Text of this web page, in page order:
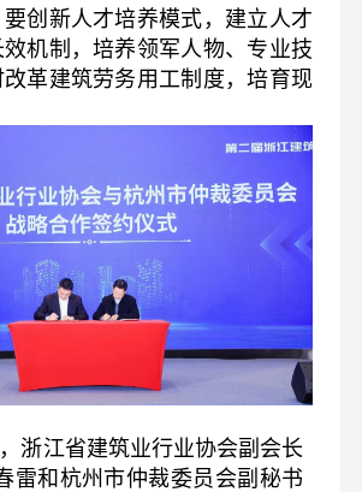
创新人才培养模式，建立人才
机制，培养领军人物、专业技
革建筑劳务用工制度，培育现
浙江省建筑业行业协会副会长
雷和杭州市仲裁委员会副秘书